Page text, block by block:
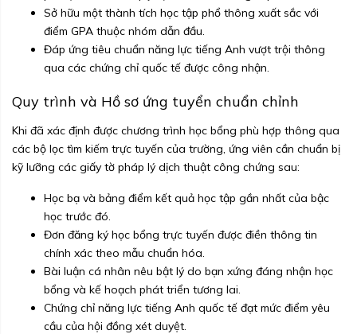
Sở hữu một thành tích học tập phổ thông xuất sắc với
điểm GPA thuộc nhóm dẫn đầu.
Đáp ứng tiêu chuẩn năng lực tiếng Anh vượt trội thông
qua các chứng chỉ quốc tế được công nhận.
Quy trình và Hồ sơ ứng tuyển chuẩn chỉnh
Khi đã xác định được chương trình học bổng phù hợp thông qua
các bộ lọc tìm kiếm trực tuyến của trường, ứng viên cần chuẩn bị
kỹ lưỡng các giấy tờ pháp lý dịch thuật công chứng sau:
Học bạ và bảng điểm kết quả học tập gần nhất của bậc
học trước đó.
Đơn đăng ký học bổng trực tuyến được điền thông tin
chính xác theo mẫu chuẩn hóa.
Bài luận cá nhân nêu bật lý do bạn xứng đáng nhận học
bổng và kế hoạch phát triển tương lai.
Chứng chỉ năng lực tiếng Anh quốc tế đạt mức điểm yêu
cầu của hội đồng xét duyệt.